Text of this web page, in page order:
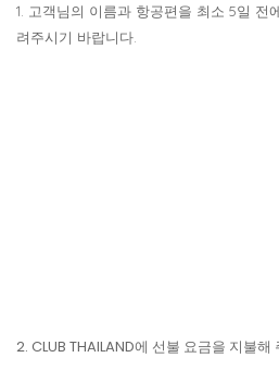
1. 고객님의 이름과 항공편을 최소 5일
려주시기 바랍니다.
2. CLUB THAILAND에 선불 요금을 지불해